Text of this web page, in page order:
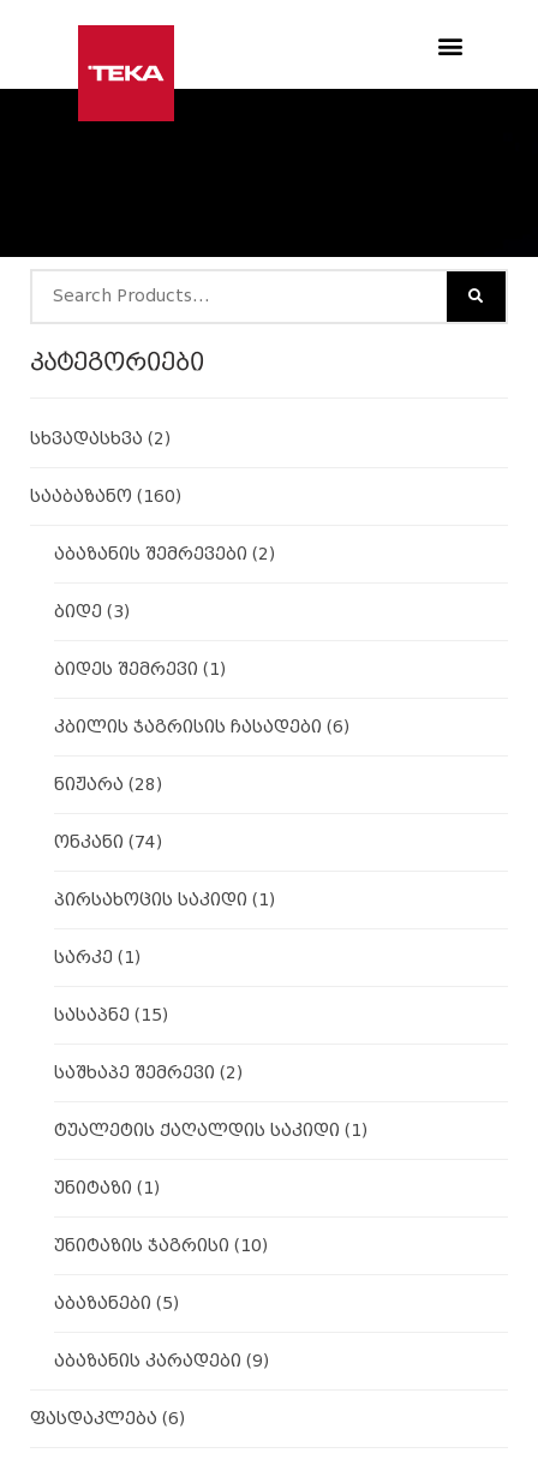
კატეგორიები
სხვადასხვა (2)
სააბაზანო (160)
აბაზანის შემრევები (2)
ბიდე (3)
ბიდეს შემრევი (1)
კბილის ჯაგრისის ჩასადები (6)
ნიჟარა (28)
ონკანი (74)
პირსახოცის საკიდი (1)
სარკე (1)
სასაპნე (15)
საშხაპე შემრევი (2)
ტუალეტის ქაღალდის საკიდი (1)
უნიტაზი (1)
უნიტაზის ჯაგრისი (10)
აბაზანები (5)
აბაზანის კარადები (9)
ფასდაკლება (6)